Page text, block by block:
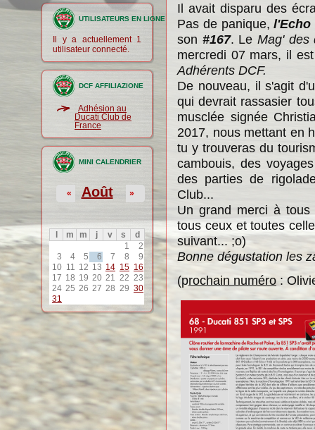
UTILISATEURS EN LIGNE
Il y a actuellement 1
utilisateur connecté.
DCF AFFILIAZIONE
Adhésion au
Ducati Club de
France
MINI CALENDRIER
Août
« »
m m j v s
d
1
2
3
4 5 6 7 8
9
10 11 12 13 14 15 16
17 18 19 20 21 22 23
24 25 26 27 28 29 30
31
Il avait disparu des
Pas de panique,l'Echo
son #167. LeMag' des
mercredi 07 mars, il
Adhérents DCF.
De nouveau, il s'agit
qui devrait rassasier
musclée signée
2017, nous mettant en
tu y trouveras du
cambouis, des
des parties de
Club...
Un grand merci à
tous ceux et toutes
suivant... ;o)
Bonne dégustation les
(prochain numéro :